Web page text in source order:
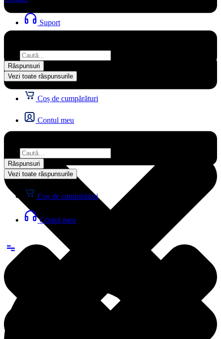
Suport
...
Răspunsuri
Vezi toate răspunsurile
Coș de cumpărături
Contul meu
Răspunsuri
Vezi toate răspunsurile
Coș de cumpărături
Contul meu